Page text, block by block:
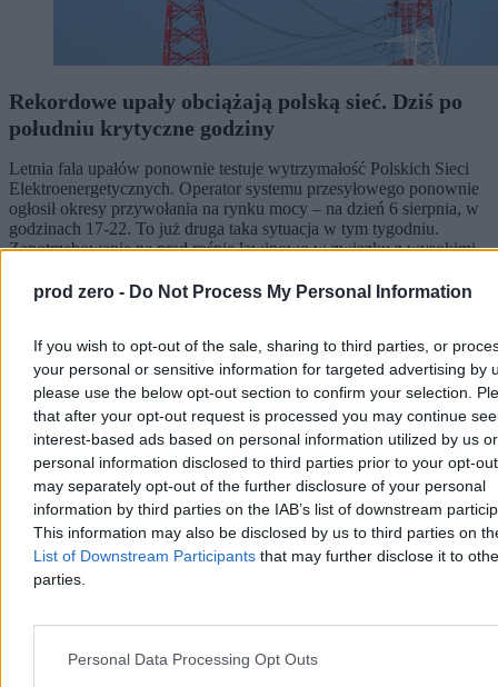
prod zero - Do Not Process My Personal Information
If you wish to opt-out of the sale, sharing to third parties, or
your personal or sensitive information for targeted advertising by
please use the below opt-out section to confirm your selection.
that after your opt-out request is processed you may continue
interest-based ads based on personal information utilized by us or
personal information disclosed to third parties prior to your opt-
may separately opt-out of the further disclosure of your personal
information by third parties on the IAB’s list of downstream
This information may also be disclosed by us to third parties on
List of Downstream Participants that may further disclose it to
parties.
Personal Data Processing Opt Outs
Rekordowe upały obciążają polską sieć. Dziś po
południu krytyczne godziny
Letnia fala upałów ponownie testuje wytrzymałość Polskich Sieci
Elektroenergetycznych. Operator systemu przesyłowego ponownie
ogłosił okresy przywołania na rynku mocy – na dzień 6 sierpnia, w
godzinach 17-22. To już druga taka sytuacja w tym tygodniu.
Zapotrzebowanie na prąd rośnie lawinowo w związku z wysokimi
Katarzyna Dybińska
Dzisiaj 11:49
3 min
Reklama
Reklama